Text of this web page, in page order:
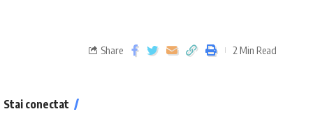
Share 2 Min Read
Stai conectat